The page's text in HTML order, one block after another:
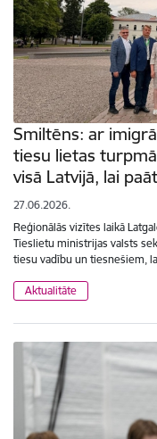
Smiltēns: ar
tiesu lietas
visā Latvijā, lai
27.06.2026.
Reģionālās vizītes laikā
Tieslietu ministrijas valsts
tiesu vadību un tiesnešiem,
Aktualitāte